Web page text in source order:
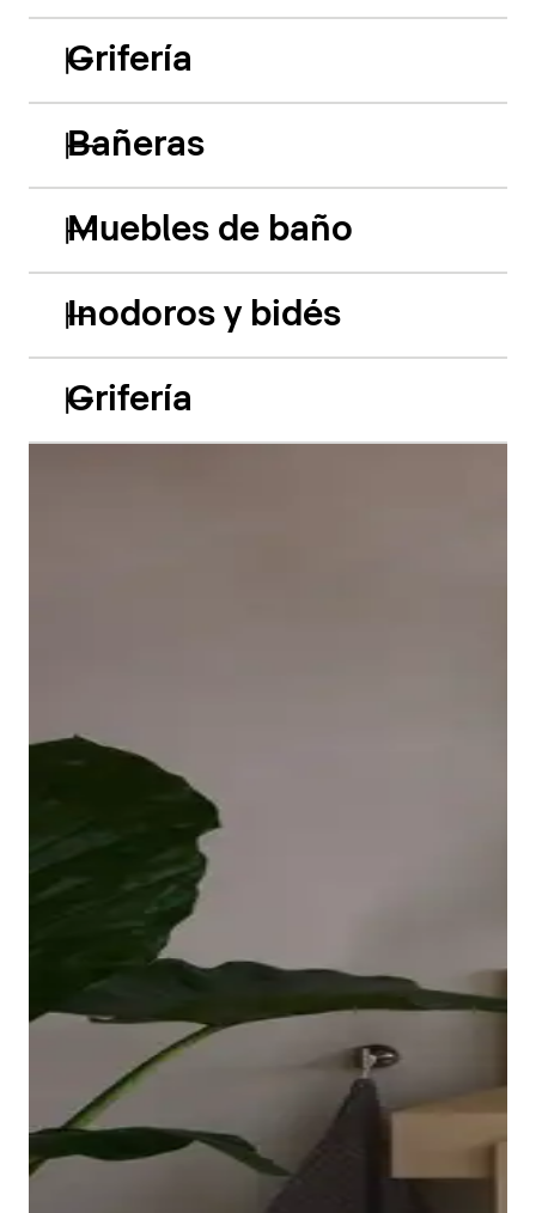
Grifería
Los grifos adecuados para lavabo, bidé, ducha y
bañera completan la gama de la serie Balcoon. Su
manilla elíptica se integra en el cuerpo del grifo con
un suave arco y resulta muy agradable al tacto.
Bañeras
esquinas y es fácil de limpiar. El interior ergonómico,
disponible en Blanco o Blanco mate, invita a relajarse
Mostrar bañeras
Muebles de baño
Inodoros y bidés
Grifería